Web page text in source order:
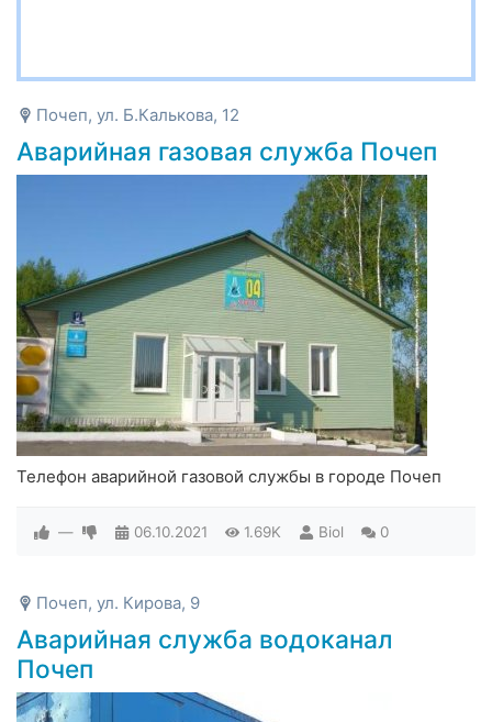
Почеп, ул. Б.Калькова, 12
Аварийная газовая служба Почеп
Телефон аварийной газовой службы в городе Почеп
— 06.10.2021 1.69K Biol 0
Почеп, ул. Кирова, 9
Аварийная служба водоканал
Почеп